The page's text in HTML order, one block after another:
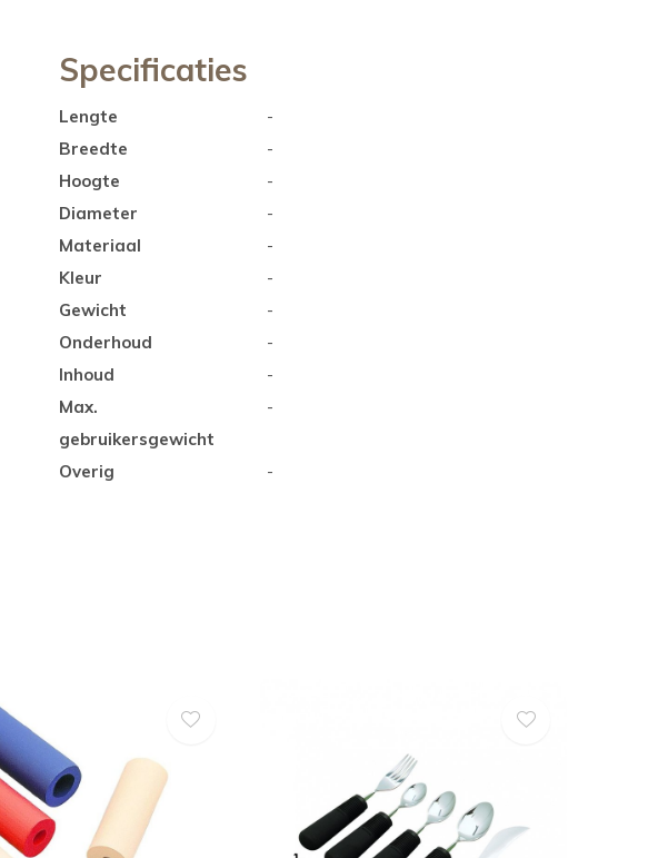
Specificaties
Lengte
-
Breedte
-
Hoogte
-
Diameter
-
Materiaal
-
Kleur
-
Gewicht
-
Onderhoud
-
Inhoud
-
Max.
gebruikersgewicht
-
Overig -